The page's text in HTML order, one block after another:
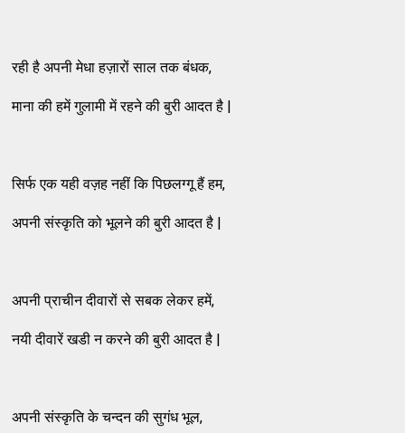
रही है अपनी मेधा हज़ारों साल तक बंधक,
माना की हमें गुलामी में रहने की बुरी आदत है |
सिर्फ एक यही वज़ह नहीं कि पिछलग्गू हैं हम,
अपनी संस्कृति को भूलने की बुरी आदत है |
अपनी प्राचीन दीवारों से सबक लेकर हमें,
नयी दीवारें खडी न करने की बुरी आदत है |
अपनी संस्कृति के चन्दन की सुगंध भूल,